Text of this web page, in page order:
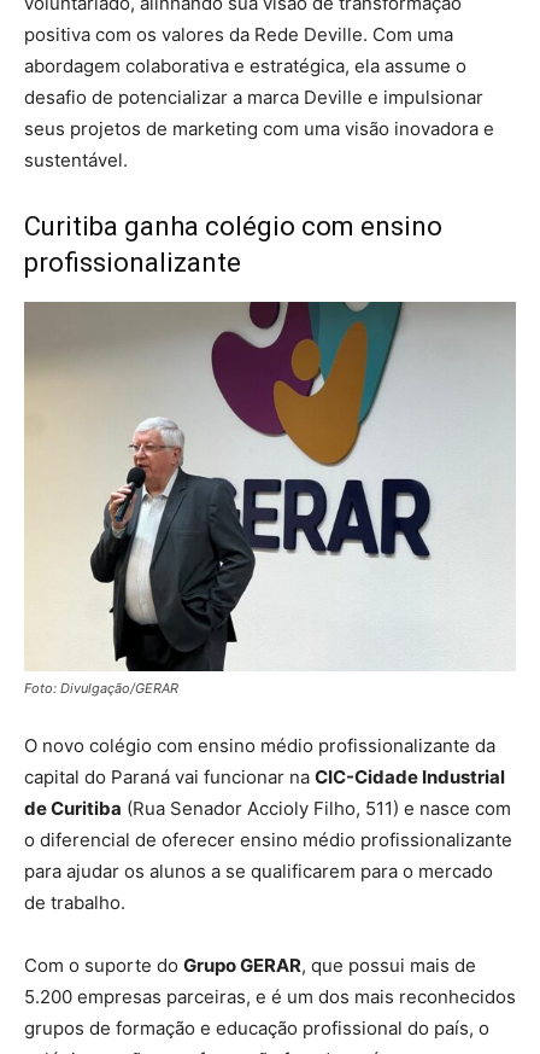
positiva com os valores da Rede Deville. Com uma
abordagem colaborativa e estratégica, ela assume o
desafio de potencializar a marca Deville e impulsionar
seus projetos de marketing com uma visão inovadora e
sustentável.
Curitiba ganha colégio com ensino
profissionalizante
Foto: Divulgação/GERAR
O novo colégio com ensino médio profissionalizante da
capital do Paraná vai funcionar na CIC-Cidade Industrial
de Curitiba (Rua Senador Accioly Filho, 511) e nasce com
o diferencial de oferecer ensino médio profissionalizante
para ajudar os alunos a se qualificarem para o mercado
de trabalho.
Com o suporte do Grupo GERAR, que possui mais de
5.200 empresas parceiras, e é um dos mais reconhecidos
grupos de formação e educação profissional do país, o